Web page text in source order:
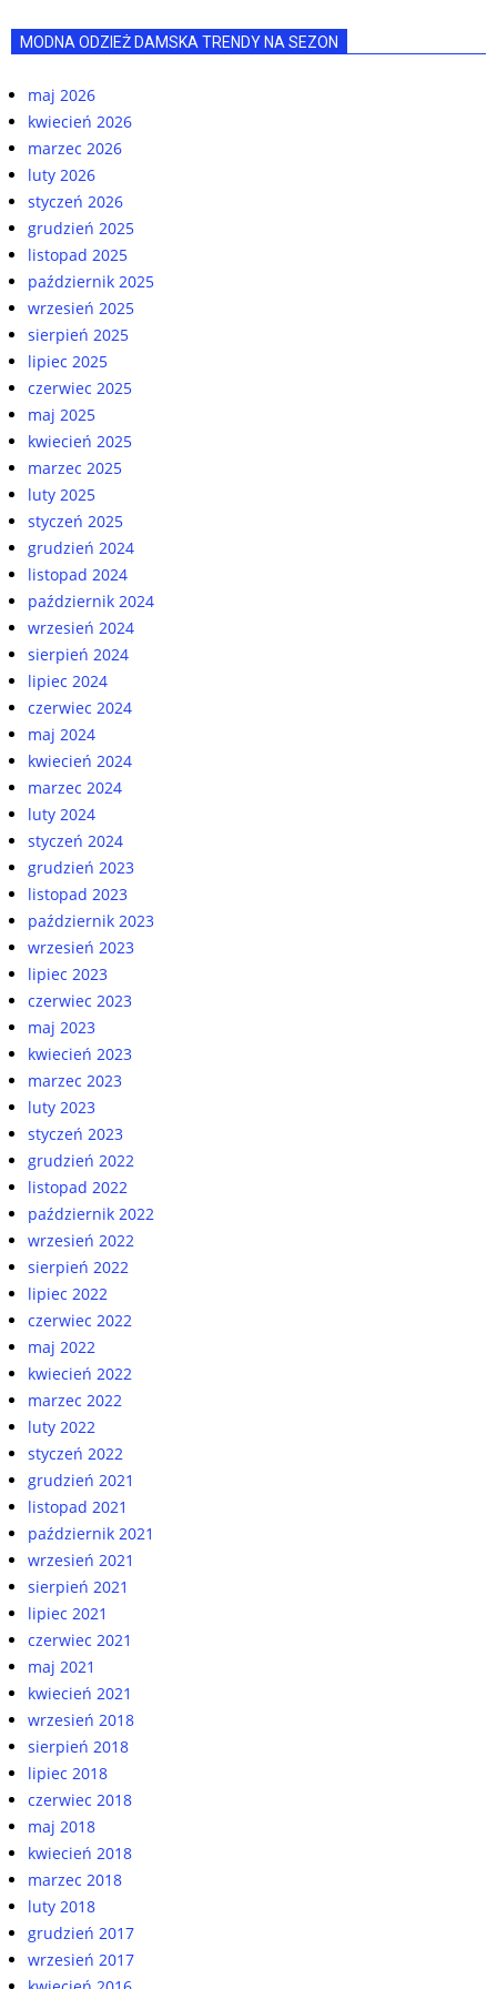
MODNA ODZIEŻ DAMSKA TRENDY NA SEZON
maj 2026
kwiecień 2026
marzec 2026
luty 2026
styczeń 2026
grudzień 2025
listopad 2025
październik 2025
wrzesień 2025
sierpień 2025
lipiec 2025
czerwiec 2025
maj 2025
kwiecień 2025
marzec 2025
luty 2025
styczeń 2025
grudzień 2024
listopad 2024
październik 2024
wrzesień 2024
sierpień 2024
lipiec 2024
czerwiec 2024
maj 2024
kwiecień 2024
marzec 2024
luty 2024
styczeń 2024
grudzień 2023
listopad 2023
październik 2023
wrzesień 2023
lipiec 2023
czerwiec 2023
maj 2023
kwiecień 2023
marzec 2023
luty 2023
styczeń 2023
grudzień 2022
listopad 2022
październik 2022
wrzesień 2022
sierpień 2022
lipiec 2022
czerwiec 2022
maj 2022
kwiecień 2022
marzec 2022
luty 2022
styczeń 2022
grudzień 2021
listopad 2021
październik 2021
wrzesień 2021
sierpień 2021
lipiec 2021
czerwiec 2021
maj 2021
kwiecień 2021
wrzesień 2018
sierpień 2018
lipiec 2018
czerwiec 2018
maj 2018
kwiecień 2018
marzec 2018
luty 2018
grudzień 2017
wrzesień 2017